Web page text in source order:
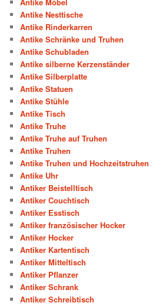
Antike Nesttische
Antike Rinderkarren
Antike Schränke und Truhen
Antike Schubladen
Antike silberne Kerzenständer
Antike Silberplatte
Antike Statuen
Antike Stühle
Antike Tisch
Antike Truhe
Antike Truhe auf Truhen
Antike Truhen
Antike Truhen und Hochzeitstruhen
Antike Uhr
Antiker Beistelltisch
Antiker Couchtisch
Antiker Esstisch
Antiker französischer Hocker
Antiker Hocker
Antiker Kartentisch
Antiker Mitteltisch
Antiker Pflanzer
Antiker Schrank
Antiker Schreibtisch